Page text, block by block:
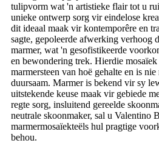
tulipvorm wat 'n artistieke flair tot u
unieke ontwerp sorg vir eindelose
dit ideaal maak vir kontemporêre en
sagte, gepoleerde afwerking verhoog
marmer, wat 'n gesofistikeerde
en bewondering trek. Hierdie
marmersteen van hoë gehalte en is
duursaam. Marmer is bekend vir sy
uitstekende keuse maak vir gebiede
regte sorg, insluitend gereelde
neutrale skoonmaker, sal u Valentino
marmermosaïekteëls hul pragtige
behou.